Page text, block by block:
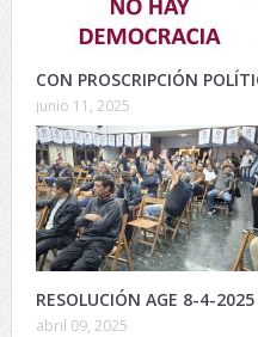
CON PROSCRIPCIÓN
junio 11, 2025
RESOLUCIÓN AGE 8-4-2025
abril 09, 2025